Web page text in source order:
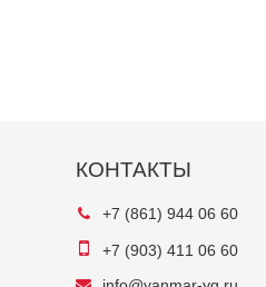
КОНТАКТЫ
+7 (861) 944 06 60
+7 (903) 411 06 60